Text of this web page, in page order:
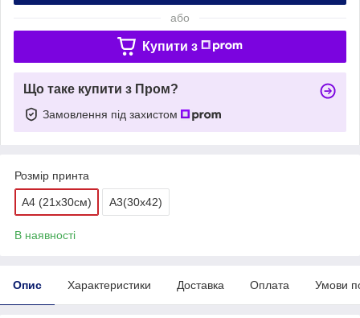
або
Купити з
Що таке купити з Пром?
Замовлення під захистом
Розмір принта
А4 (21х30см) А3(30х42)
В наявності
Опис Характеристики Доставка Оплата Умови